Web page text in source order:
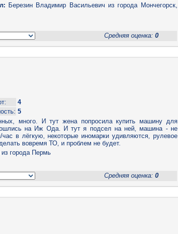
Березин Владимир Васильевич из города Мончегорск,
Средняя оценка: 0
4
5
много. И тут жена попросила купить машину для
на Иж Ода. И тут я подсел на ней, машина - не
в лёгкую, некоторые иномарки удивляются, рулевое
вовремя ТО, и проблем не будет.
из города Пермь
Средняя оценка: 0